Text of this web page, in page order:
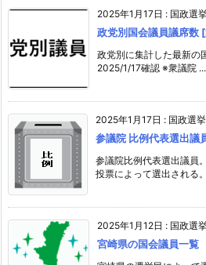
2025年1月17日 : 国政選
政党別国会議員議席数
政党別に集計した最新の
2025/1/17確認 ※衆議院 ...
2025年1月17日 : 国政選挙
参議院 比例代表選出議
参議院比例代表選出議員
投票によって選出される
2025年1月12日 : 国政選
宮崎県の国会議員一覧